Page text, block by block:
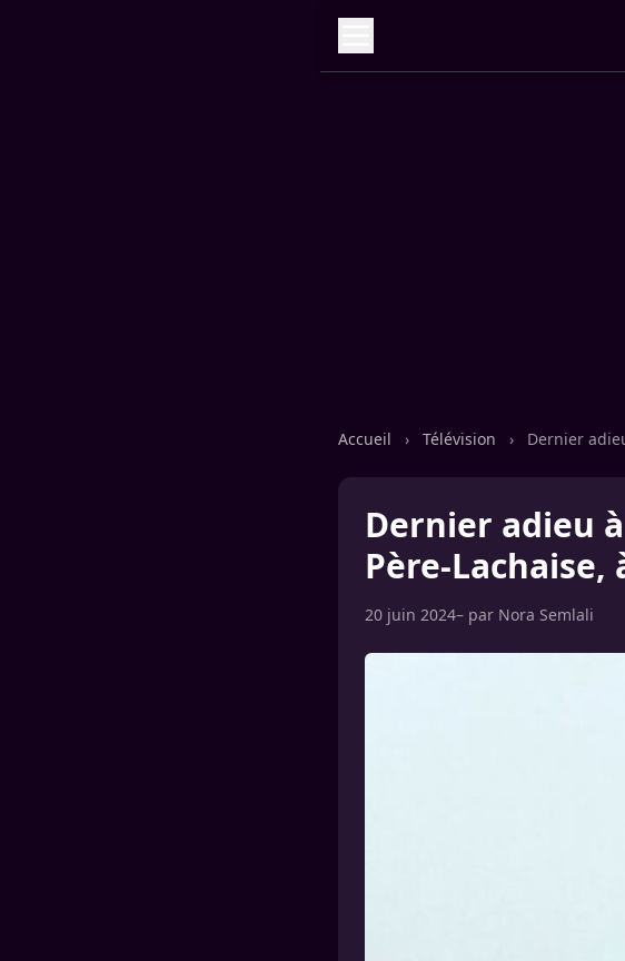
Accueil › Télévision › Dernier
Dernier adieu
Père-Lachaise,
20 juin 2024– par Nora Semlali